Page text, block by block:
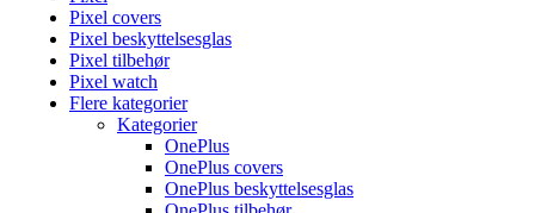
Pixel covers
Pixel beskyttelsesglas
Pixel tilbehør
Pixel watch
Flere kategorier
Kategorier
OnePlus
OnePlus covers
OnePlus beskyttelsesglas